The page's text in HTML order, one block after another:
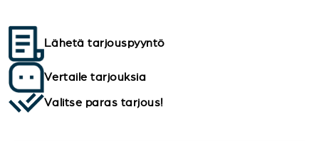
Lähetä tarjouspyyntö
Vertaile tarjouksia
Valitse paras tarjous!